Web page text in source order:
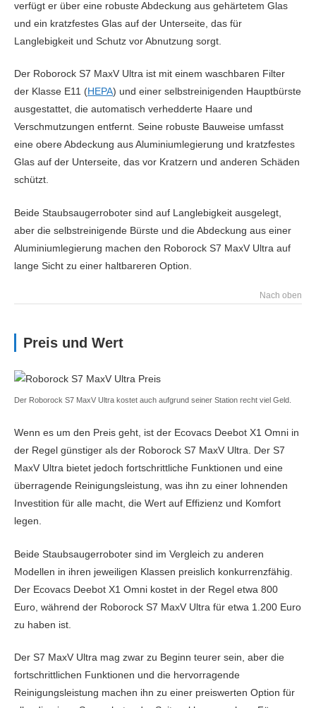
verfügt er über eine robuste Abdeckung aus gehärtetem Glas
und ein kratzfestes Glas auf der Unterseite, das für
Langlebigkeit und Schutz vor Abnutzung sorgt.
Der Roborock S7 MaxV Ultra ist mit einem waschbaren Filter
der Klasse E11 (HEPA) und einer selbstreinigenden Hauptbürste
ausgestattet, die automatisch verhedderte Haare und
Verschmutzungen entfernt. Seine robuste Bauweise umfasst
eine obere Abdeckung aus Aluminiumlegierung und kratzfestes
Glas auf der Unterseite, das vor Kratzern und anderen Schäden
schützt.
Beide Staubsaugerroboter sind auf Langlebigkeit ausgelegt,
aber die selbstreinigende Bürste und die Abdeckung aus einer
Aluminiumlegierung machen den Roborock S7 MaxV Ultra auf
lange Sicht zu einer haltbareren Option.
Nach oben
Preis und Wert
Der Roborock S7 MaxV Ultra kostet auch aufgrund seiner Station recht viel Geld.
Wenn es um den Preis geht, ist der Ecovacs Deebot X1 Omni in
der Regel günstiger als der Roborock S7 MaxV Ultra. Der S7
MaxV Ultra bietet jedoch fortschrittliche Funktionen und eine
überragende Reinigungsleistung, was ihn zu einer lohnenden
Investition für alle macht, die Wert auf Effizienz und Komfort
legen.
Beide Staubsaugerroboter sind im Vergleich zu anderen
Modellen in ihren jeweiligen Klassen preislich konkurrenzfähig.
Der Ecovacs Deebot X1 Omni kostet in der Regel etwa 800
Euro, während der Roborock S7 MaxV Ultra für etwa 1.200 Euro
zu haben ist.
Der S7 MaxV Ultra mag zwar zu Beginn teurer sein, aber die
fortschrittlichen Funktionen und die hervorragende
Reinigungsleistung machen ihn zu einer preiswerten Option für